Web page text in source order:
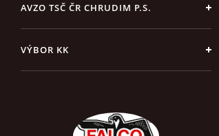
AVZO TSČ ČR CHRUDIM P.S.
VÝBOR KK